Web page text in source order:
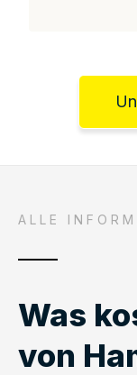
ALLE
Was
von